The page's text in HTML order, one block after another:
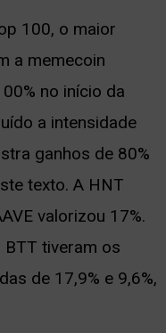
100, o maior
a memecoin
no início da
a intensidade
ganhos de 80%
texto. A HNT
valorizou 17%.
BTT tiveram os
de 17,9% e 9,6%,